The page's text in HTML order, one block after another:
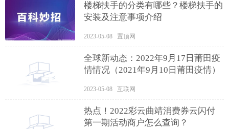
楼梯扶手的分类有哪些？楼梯扶手的
安装及注意事项介绍
2023-05-08 置顶网
全球新动态：2022年9月17日莆田疫
情情况（2021年9月10日莆田疫情）
2023-05-08 互联网
热点！2022彩云曲靖消费券云闪付
第一期活动商户怎么查询？